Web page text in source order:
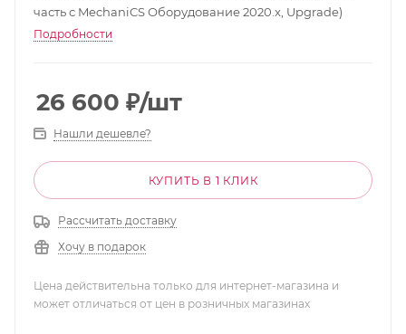
часть с MechaniCS Оборудование 2020.x, Upgrade)
Подробности
26 600 ₽/шт
Нашли дешевле?
КУПИТЬ В 1 КЛИК
Рассчитать доставку
Хочу в подарок
Цена действительна только для интернет-магазина и
может отличаться от цен в розничных магазинах